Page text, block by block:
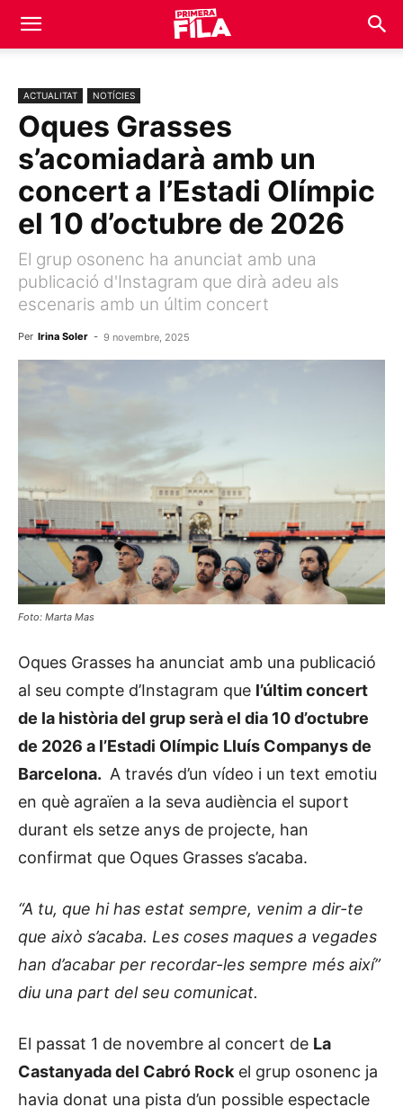
ACTUALITAT NOTÍCIES
Oques Grasses
s’acomiadarà amb un
concert a l’Estadi Olímpic
el 10 d’octubre de 2026
El grup osonenc ha anunciat amb una
publicació d'Instagram que dirà adeu als
escenaris amb un últim concert
Per Irina Soler - 9 novembre, 2025
Foto: Marta Mas
Oques Grasses ha anunciat amb una publicació
al seu compte d’Instagram que l’últim concert
de la història del grup serà el dia 10 d’octubre
de 2026 a l’Estadi Olímpic Lluís Companys de
Barcelona. A través d’un vídeo i un text emotiu
en què agraïen a la seva audiència el suport
durant els setze anys de projecte, han
confirmat que Oques Grasses s’acaba.
“A tu, que hi has estat sempre, venim a dir-te
que això s’acaba. Les coses maques a vegades
han d’acabar per recordar-les sempre més així”
diu una part del seu comunicat.
El passat 1 de novembre al concert de La
Castanyada del Cabró Rock el grup osonenc ja
havia donat una pista d’un possible espectacle